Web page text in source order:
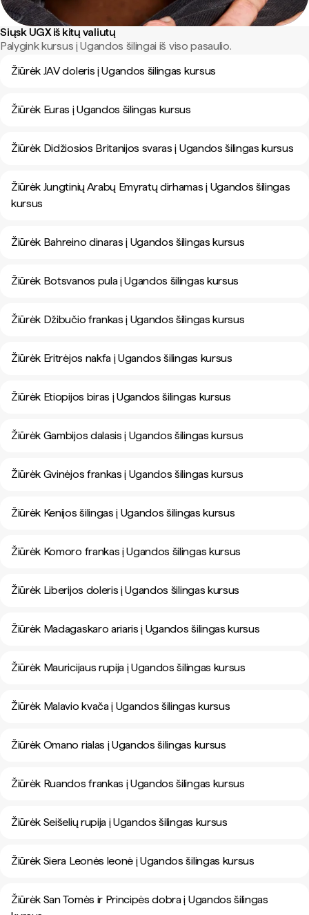
Siųsk UGX iš kitų valiutų
Palygink kursus į Ugandos šilingai iš viso pasaulio.
Žiūrėk JAV doleris į Ugandos šilingas kursus
Žiūrėk Euras į Ugandos šilingas kursus
Žiūrėk Didžiosios Britanijos svaras į Ugandos šilingas kursus
Žiūrėk Jungtinių Arabų Emyratų dirhamas į Ugandos šilingas
kursus
Žiūrėk Bahreino dinaras į Ugandos šilingas kursus
Žiūrėk Botsvanos pula į Ugandos šilingas kursus
Žiūrėk Džibučio frankas į Ugandos šilingas kursus
Žiūrėk Eritrėjos nakfa į Ugandos šilingas kursus
Žiūrėk Etiopijos biras į Ugandos šilingas kursus
Žiūrėk Gambijos dalasis į Ugandos šilingas kursus
Žiūrėk Gvinėjos frankas į Ugandos šilingas kursus
Žiūrėk Kenijos šilingas į Ugandos šilingas kursus
Žiūrėk Komoro frankas į Ugandos šilingas kursus
Žiūrėk Liberijos doleris į Ugandos šilingas kursus
Žiūrėk Madagaskaro ariaris į Ugandos šilingas kursus
Žiūrėk Mauricijaus rupija į Ugandos šilingas kursus
Žiūrėk Malavio kvača į Ugandos šilingas kursus
Žiūrėk Omano rialas į Ugandos šilingas kursus
Žiūrėk Ruandos frankas į Ugandos šilingas kursus
Žiūrėk Seišelių rupija į Ugandos šilingas kursus
Žiūrėk Siera Leonės leonė į Ugandos šilingas kursus
Žiūrėk San Tomės ir Principės dobra į Ugandos šilingas